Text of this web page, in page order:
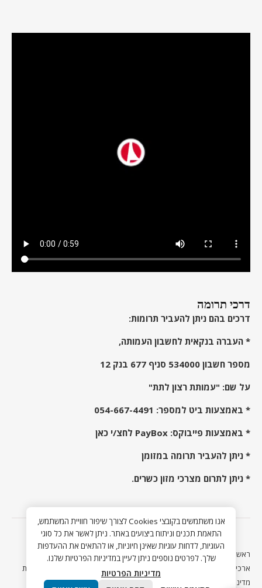
דרכי תרומה
דרכים בהם ניתן להעביר תרומות:
* העברה בנקאית לחשבון העמותה,
מספר חשבון 534000 סניף 677 בנק 12
על שם: "עמותת רצון לתת"
* באמצעות ביט למספר: 054-667-4491
* באמצעות פייבוקס: PayBox לחצ/י כאן
* ניתן להעביר תרומה במזומן
* ניתן לתרום מצרכי מזון כשרים.
כל הזכויות שמורות לעמותת רצון לתת 2022.
ראשי
פרוייקט ראש השנה 2021 פרוייקט פורים 2022
פרוייקט פסח 2022
ארכיון
הצהרת נגישות
מדיניות הפרטיות
אנו משתמשים בקובצי Cookies לצורך שיפור חוויית המשתמש,
התאמת תכנים וניתוח ביצועים באתר. ניתן לאשר את כל סוגי
העוגיות, לדחות עוגיות שאינן חיוניות, או להתאים את ההעדפות
שלך. לפרטים נוספים ניתן לעיין במדיניות הפרטיות שלנו.
מדיניות הפרטיות